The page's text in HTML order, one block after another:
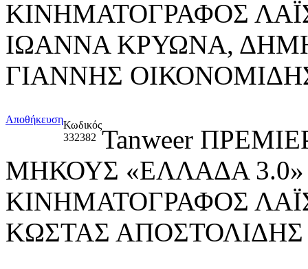
ΚΙΝΗΜΑΤΟΓΡΑΦΟΣ
ΙΩΑΝΝΑ ΚΡΥΩΝΑ,
ΓΙΑΝΝΗΣ
ΑποθήκευσηΚωδικός
332382 Tanweer
ΜΗΚΟΥΣ «ΕΛΛΑΔΑ 3.0»
ΚΙΝΗΜΑΤΟΓΡΑΦΟΣ
ΚΩΣΤΑΣ ΑΠΟΣΤΟΛΙΔΗΣ